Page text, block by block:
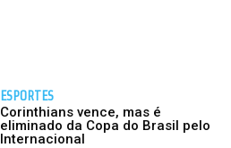
ESPORTES
Corinthians vence, mas é
eliminado da Copa do Brasil pelo
Internacional